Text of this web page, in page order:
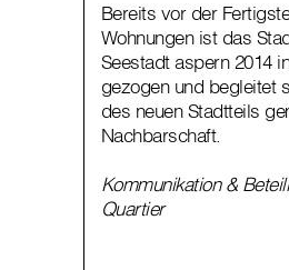
Bereits vor der
Wohnungen ist das
Seestadt aspern 2014
gezogen und begleitet
des neuen Stadtteils
Nachbarschaft.
Kommunikation &
Quartier